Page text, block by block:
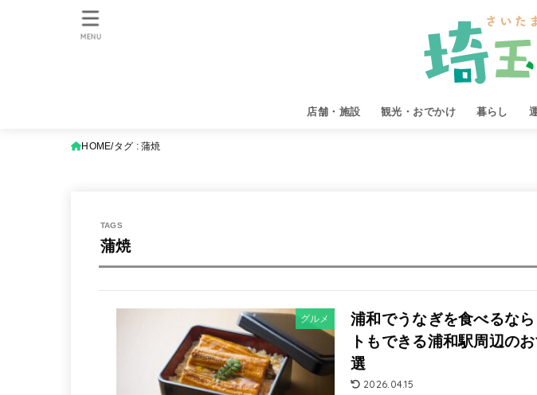
店舗・施設 観光・おでかけ 暮らし
MENU
HOME タグ : 蒲焼
蒲焼
グルメ
浦和でうなぎを食べるな
トもできる浦和駅周辺の
選
2026.04.15